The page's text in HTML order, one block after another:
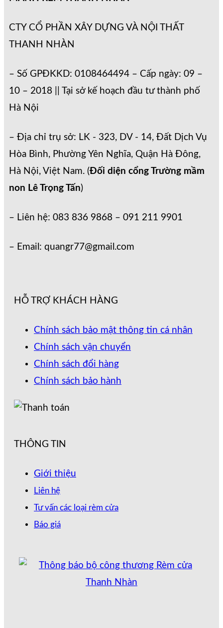
CTY CỔ PHẦN XÂY DỰNG VÀ NỘI THẤT
THANH NHÀN
– Số GPĐKKD: 0108464494 – Cấp ngày: 09 –
10 – 2018 || Tại sở kế hoạch đầu tư thành phố
Hà Nội
– Địa chỉ trụ sở: LK - 323, DV - 14, Đất Dịch Vụ
Hòa Bình, Phường Yên Nghĩa, Quận Hà Đông,
Hà Nội, Việt Nam. (Đối diện cổng Trường mầm
non Lê Trọng Tấn)
– Liên hệ: 083 836 9868 – 091 211 9901
– Email: quangr77@gmail.com
HỖ TRỢ KHÁCH HÀNG
Chính sách bảo mật thông tin cá nhân
Chính sách vận chuyển
Chính sách đổi hàng
Chính sách bảo hành
THÔNG TIN
Giới thiệu
Liên hệ
Tư vấn các loại rèm cửa
Báo giá